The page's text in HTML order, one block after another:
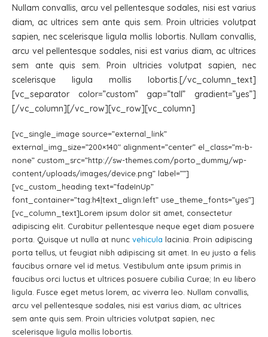
Nullam convallis, arcu vel pellentesque sodales, nisi est varius
diam, ac ultrices sem ante quis sem. Proin ultricies volutpat
sapien, nec scelerisque ligula mollis lobortis. Nullam convallis,
arcu vel pellentesque sodales, nisi est varius diam, ac ultrices
sem ante quis sem. Proin ultricies volutpat sapien, nec
scelerisque ligula mollis lobortis.[/vc_column_text]
[vc_separator color=”custom” gap=”tall” gradient=”yes”]
[/vc_column][/vc_row][vc_row][vc_column]
[vc_single_image source=”external_link”
external_img_size=”200×140″ alignment=”center” el_class=”m-b-
none” custom_src=”http://sw-themes.com/porto_dummy/wp-
content/uploads/images/device.png” label=””]
[vc_custom_heading text=”fadeInUp”
font_container=”tag:h4|text_align:left” use_theme_fonts=”yes”]
[vc_column_text]Lorem ipsum dolor sit amet, consectetur
adipiscing elit. Curabitur pellentesque neque eget diam posuere
porta. Quisque ut nulla at nunc vehicula lacinia. Proin adipiscing
porta tellus, ut feugiat nibh adipiscing sit amet. In eu justo a felis
faucibus ornare vel id metus. Vestibulum ante ipsum primis in
faucibus orci luctus et ultrices posuere cubilia Curae; In eu libero
ligula. Fusce eget metus lorem, ac viverra leo. Nullam convallis,
arcu vel pellentesque sodales, nisi est varius diam, ac ultrices
sem ante quis sem. Proin ultricies volutpat sapien, nec
scelerisque ligula mollis lobortis.